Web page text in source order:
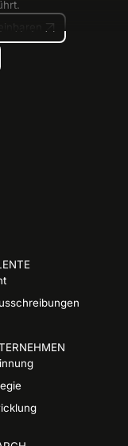
Erstgespräch